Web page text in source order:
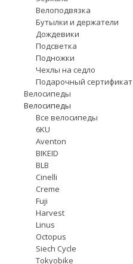
Велоподвязка
Бутылки и держатели
Дождевики
Подсветка
Подножки
Чехлы на седло
Подарочный сертификат
Велосипеды
Велосипеды
Все велосипеды
6KU
Aventon
BIKEID
BLB
Cinelli
Creme
Fuji
Harvest
Linus
Octopus
Siech Cycle
Tokyobike